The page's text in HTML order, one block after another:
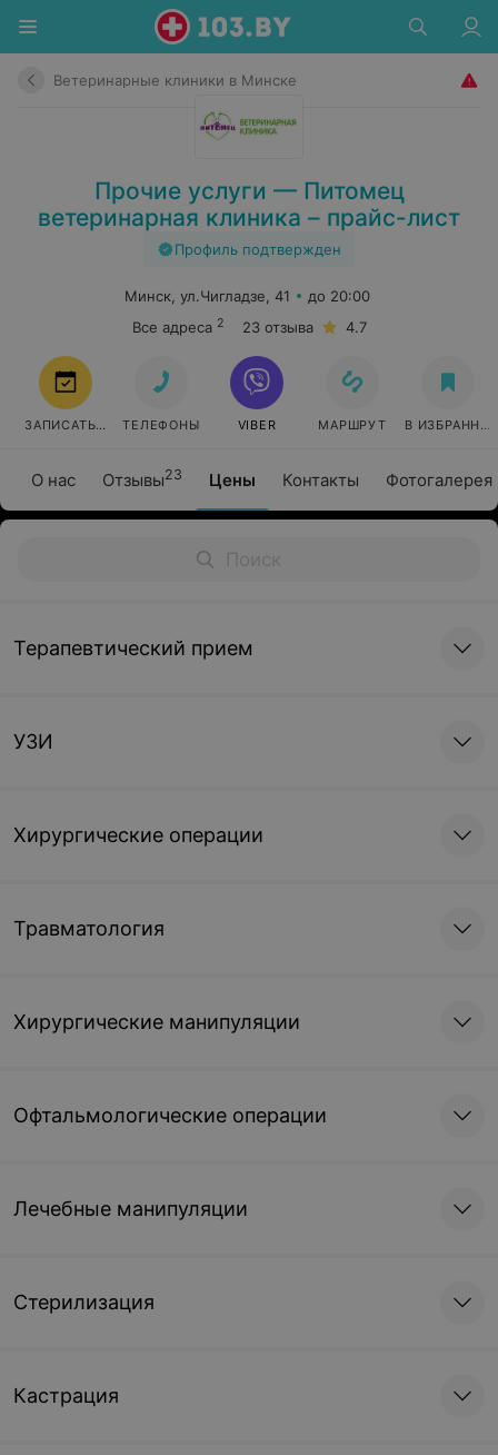
Ветеринарные клиники в Минске
Прочие услуги — Питомец
ветеринарная клиника – прайс-лист
Профиль подтвержден
О нас Отзывы23 Цены Контакты Фотогалерея
Минск, ул.Чигладзе, 41
до 20:00
Все адреса 2 23 отзыва 4.7
ЗАПИСАТЬСЯ ТЕЛЕФОНЫ VIBER МАРШРУТ В ИЗБРАННОЕ
Терапевтический прием
УЗИ
Хирургические операции
Травматология
Хирургические манипуляции
Офтальмологические операции
Лечебные манипуляции
Стерилизация
Кастрация